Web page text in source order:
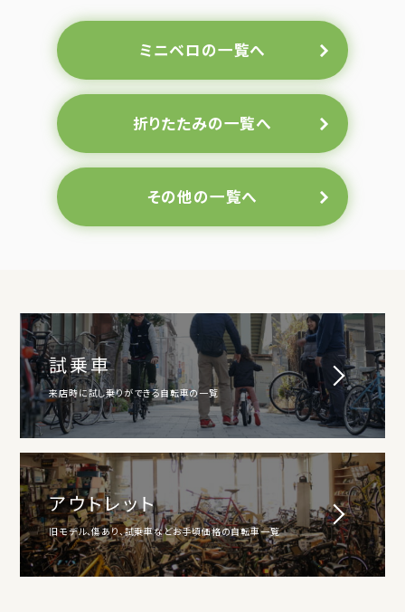
ミニベロの一覧へ
折りたたみの一覧へ
その他の一覧へ
試乗車
来店時に試し乗りができる自転車の一覧
アウトレット
旧モデル、傷あり、試乗車などお手頃価格の自転車一覧